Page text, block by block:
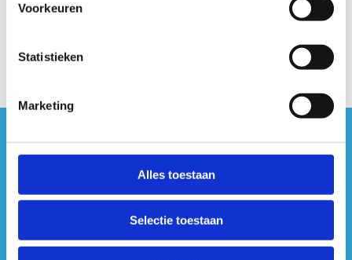
Voorkeuren
Statistieken
Marketing
Alles toestaan
Selectie toestaan
#sportersbelevenmeer